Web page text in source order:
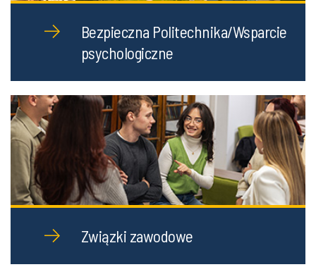
Bezpieczna Politechnika/Wsparcie
psychologiczne
Związki zawodowe